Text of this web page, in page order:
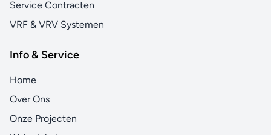
Service Contracten
VRF & VRV Systemen
Info & Service
Home
Over Ons
Onze Projecten